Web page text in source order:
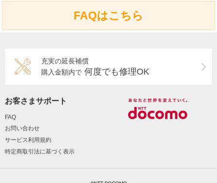
FAQはこちら
充実の延長補償
購入金額内で 何度でも修理OK
お客さまサポート
FAQ
お問い合わせ
サービス利用規約
特定商取引法に基づく表示